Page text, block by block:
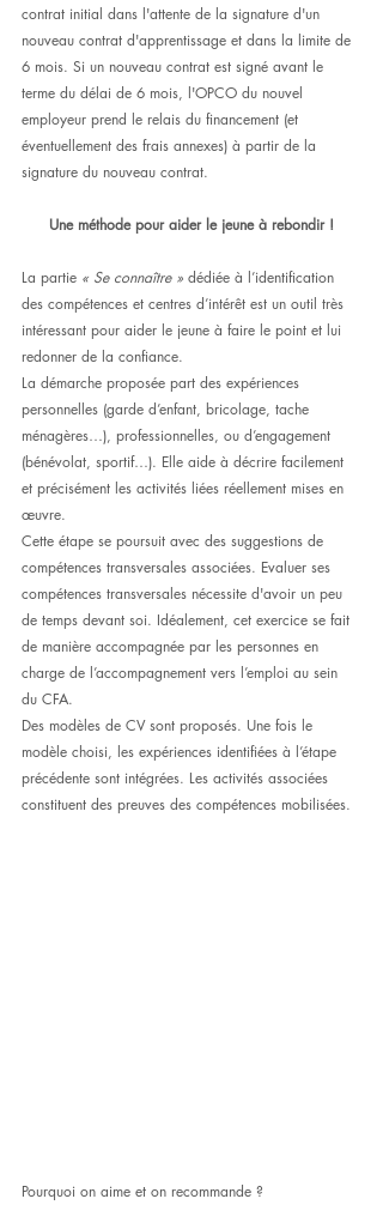
contrat initial dans l'attente de la signature d'un
nouveau contrat d'apprentissage et dans la limite de
6 mois. Si un nouveau contrat est signé avant le
terme du délai de 6 mois, l'OPCO du nouvel
employeur prend le relais du financement (et
éventuellement des frais annexes) à partir de la
signature du nouveau contrat.
Une méthode pour aider le jeune à rebondir !
La partie « Se connaître » dédiée à l’identification
des compétences et centres d’intérêt est un outil très
intéressant pour aider le jeune à faire le point et lui
redonner de la confiance.
La démarche proposée part des expériences
personnelles (garde d’enfant, bricolage, tache
ménagères…), professionnelles, ou d’engagement
(bénévolat, sportif…). Elle aide à décrire facilement
et précisément les activités liées réellement mises en
œuvre.
Cette étape se poursuit avec des suggestions de
compétences transversales associées. Evaluer ses
compétences transversales nécessite d'avoir un peu
de temps devant soi. Idéalement, cet exercice se fait
de manière accompagnée par les personnes en
charge de l’accompagnement vers l’emploi au sein
du CFA.
Des modèles de CV sont proposés. Une fois le
modèle choisi, les expériences identifiées à l’étape
précédente sont intégrées. Les activités associées
constituent des preuves des compétences mobilisées.
Pourquoi on aime et on recommande ?